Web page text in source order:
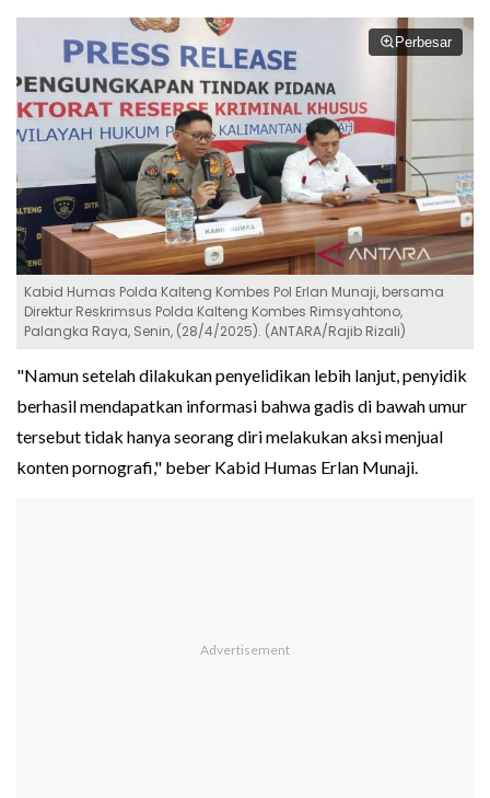
Perbesar
Kabid Humas Polda Kalteng Kombes Pol Erlan Munaji, bersama
Direktur Reskrimsus Polda Kalteng Kombes Rimsyahtono,
Palangka Raya, Senin, (28/4/2025). (ANTARA/Rajib Rizali)
"Namun setelah dilakukan penyelidikan lebih lanjut, penyidik
berhasil mendapatkan informasi bahwa gadis di bawah umur
tersebut tidak hanya seorang diri melakukan aksi menjual
konten pornografi," beber Kabid Humas Erlan Munaji.